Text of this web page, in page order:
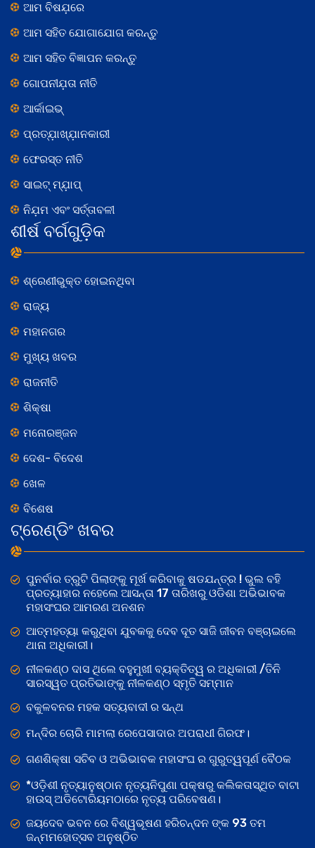
ଆମ ବିଷଯ଼ରେ
ଆମ ସହିତ ଯୋଗାଯୋଗ କରନ୍ତୁ
ଆମ ସହିତ ବିଜ୍ଞାପନ କରନ୍ତୁ
ଗୋପନୀଯ଼ତା ନୀତି
ଆର୍କାଇଭ୍
ପ୍ରତ୍ଯ଼ାଖ୍ଯ଼ାନକାରୀ
ଫେରସ୍ତ ନୀତି
ସାଇଟ୍ ମ୍ଯ଼ାପ୍
ନିଯ଼ମ ଏବଂ ସର୍ତ୍ତାବଳୀ
ଶୀର୍ଷ ବର୍ଗଗୁଡ଼ିକ
ଶ୍ରେଣୀଭୁକ୍ତ ହୋଇନଥିବା
ରାଜ୍ୟ
ମହାନଗର
ମୁଖ୍ୟ ଖବର
ରାଜନୀତି
ଶିକ୍ଷା
ମନୋରଞ୍ଜନ
ଦେଶ- ବିଦେଶ
ଖେଳ
ବିଶେଷ
ଟ୍ରେଣ୍ଡିଂ ଖବର
ପୁନର୍ବାର ତ୍ରୁଟି ପିଲାଙ୍କୁ ମୂର୍ଖ କରିବାକୁ ଷଡଯନ୍ତ୍ର ! ଭୁଲ ବହି
ପ୍ରତ୍ୟାହାର ନହେଲେ ଆସନ୍ତା 17 ତାରିଖରୁ ଓଡିଶା ଅଭିଭାବକ
ମହାସଂଘର ଆମରଣ ଅନଶନ
ଆତ୍ମହତ୍ୟା କରୁଥିବା ଯୁବକକୁ ଦେବ ଦୂତ ସାଜି ଜୀବନ ବଞ୍ଚାଇଲେ
ଥାନା ଅଧିକାରୀ।
ନୀଳକଣ୍ଠ ଦାସ ଥିଲେ ବହୁମୁଖୀ ବ୍ୟକ୍ତିତ୍ୱ ର ଅଧିକାରୀ /ତିନି
ସାରସ୍ୱତ ପ୍ରତିଭାଙ୍କୁ ନୀଳକଣ୍ଠ ସ୍ମୃତି ସମ୍ମାନ
ବକୁଳବନର ମହକ ସତ୍ୟବାଦୀ ର ସନ୍ଥ
ମନ୍ଦିର ଚୋରି ମାମଲା ରେପେସାଦାର ଅପରାଧୀ ଗିରଫ।
ଗଣଶିକ୍ଷା ସଚିବ ଓ ଅଭିଭାବକ ମହାସଂଘ ର ଗୁରୁତ୍ୱପୂର୍ଣ ବୈଠକ
*ଓଡ଼ିଶୀ ନୃତ୍ୟାନୁଷ୍ଠାନ ନୃତ୍ୟନିପୁଣା ପକ୍ଷରୁ କଲିକତାସ୍ଥିତ ବାଟା
ହାଉସ୍ ଅଡିଟୋରିୟମଠାରେ ନୃତ୍ୟ ପରିବେଷଣ।
ଜୟଦେବ ଭବନ ରେ ବିଶ୍ୱଭୂଷଣ ହରିଚନ୍ଦନ ଙ୍କ 93 ତମ
ଜନ୍ମମହୋତ୍ସବ ଅନୁଷ୍ଠିତ